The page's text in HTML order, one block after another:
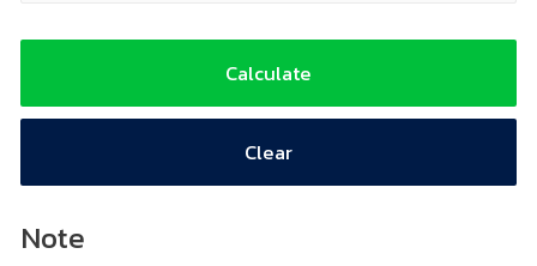
Calculate
Note